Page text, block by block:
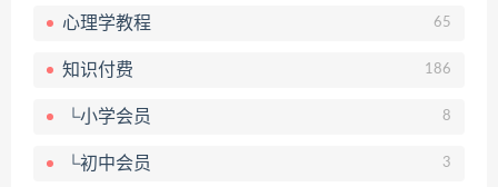
心理学教程 65
知识付费 186
└小学会员 8
└初中会员 3